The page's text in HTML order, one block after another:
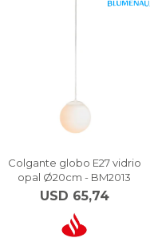
Colgante globo E27 vidrio
opal Ø20cm - BM2013
USD 65,74